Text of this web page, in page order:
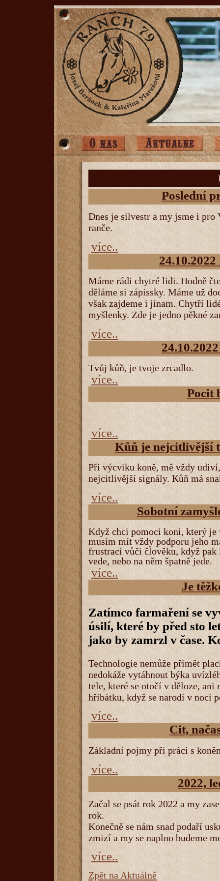
Poslední
Dnes je silvestr a my jsme i
ranče.
více..
Máme rádi chytré lidi. Hodně
děláme si zápissky. Máme už
však zajdeme i jinam. Chytří
myšlenky. Zde je jedno pěkné
více..
Tvůj kůň, je tvoje zrcadlo.
více..
Pocit
více..
Kůň je nejcitlivější
Při výcviku koně, mě vždy
nejcitlivější signály. Kůň má
více..
Sobotní
Když chci pomoci koni, který
musím mít vždy podporu jeho
frustrací vůči člověku, když pak
vede, nebo na něm špatně jede.
více..
Je
Zatímco farmaření se
úsilí, které by před sto
jako by zamrzl v čase.
Technologie nemůže přimět
nedokáže vytáhnout býka
tele, které se otočí v děloze, ani
hříbátku, když se narodí v noci
více..
Cit,
Základní pojmy při práci s
více..
2022,
Začal se psát rok 2022 a my
rok.
Konečně se nám snad podaří
zmizí a my se naplno budeme
více..
Zpět na Aktuálně